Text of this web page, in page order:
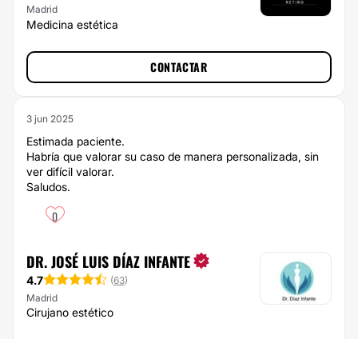
Madrid
Medicina estética
CONTACTAR
3 jun 2025
Estimada paciente.
Habría que valorar su caso de manera personalizada, sin
ver difícil valorar.
Saludos.
0
DR. JOSÉ LUIS DÍAZ INFANTE
4.7 (63)
Madrid
Cirujano estético